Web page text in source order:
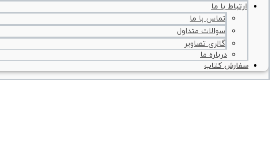
ارتباط با ما
تماس با ما
سوالات متداول
گالری تصاویر
درباره ما
سفارش کتاب